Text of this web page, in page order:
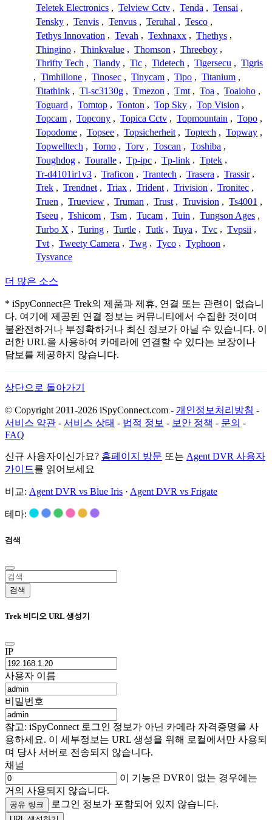
Teletek Electronics , Telview Cctv , Tenda , Tensai ,
Tensky , Tenvis , Tenvus , Teruhal , Tesco ,
Tethys Innovation , Tevah , Texhnaxx , Thethys ,
Thingino , Thinkvalue , Thomson , Threeboy ,
Thrifty Tech , Tiandy , Tic , Tidetech , Tigersecu , Tigris
, Timhillone , Tinosec , Tinycam , Tipo , Titanium ,
Titathink , Tl-sc3130g , Tmezon , Tmt , Toa , Toaioho ,
Toguard , Tomtop , Tonton , Top Sky , Top Vision ,
Topcam , Topcony , Topica Cctv , Topmountain , Topo ,
Topodome , Topsee , Topsicherheit , Toptech , Topway ,
Topwelltech , Torno , Torv , Toscan , Toshiba ,
Toughdog , Touralle , Tp-ipc , Tp-link , Tptek ,
Tr-d4101ir1v3 , Traficon , Trantech , Trasera , Trassir ,
Trek , Trendnet , Triax , Trident , Trivision , Tronitec ,
Truen , Trueview , Truman , Trust , Truvision , Ts4001 ,
Tseeu , Tshicom , Tsm , Tucam , Tuin , Tungson Ages ,
Turbo X , Turing , Turtle , Tutk , Tuya , Tvc , Tvpsii ,
Tvt , Tweety Camera , Twg , Tyco , Typhoon ,
Tysvance
더 많은 소스
* iSpyConnect은 Trek의 제품과 제휴, 연결 또는 관련이 없습니
다. 여기에 제공된 연결 정보는 커뮤니티에서 수집한 것이며
불완전하거나 부정확하거나 최신 정보가 아닐 수 있습니다. 이
러한 URL을 사용하여 카메라에 연결할 수 있다는 보장이나
담보를 제공하지 않습니다.
상단으로 돌아가기
© Copyright 2011-2026 iSpyConnect.com - 개인정보처리방침 -
서비스 약관 - 서비스 상태 - 법적 정보 - 보안 정책 - 문의 -
FAQ
신규 사용자이신가요? 홈페이지 방문 또는 Agent DVR 사용자
가이드를 읽어보세요
비교: Agent DVR vs Blue Iris · Agent DVR vs Frigate
테마:
검색
검색
Trek 비디오 URL 생성기
IP
사용자 이름
비밀번호
참고: iSpyConnect 로그인 정보가 아닌 카메라 자격증명을 사
용하세요. 이 세부정보는 URL 생성을 위해 로컬에서만 사용되
며 당사 서버로 전송되지 않습니다.
채널
이 기능은 DVR이 없는 경우에는
거의 사용되지 않습니다.
공유 링크 로그인 정보가 포함되어 있지 않습니다.